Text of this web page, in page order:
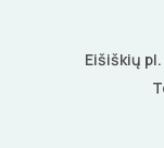
Eišiškių